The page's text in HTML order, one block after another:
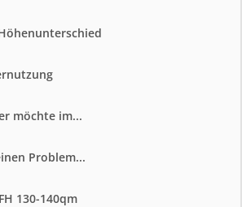
möchte im...
Problem...
130-140qm